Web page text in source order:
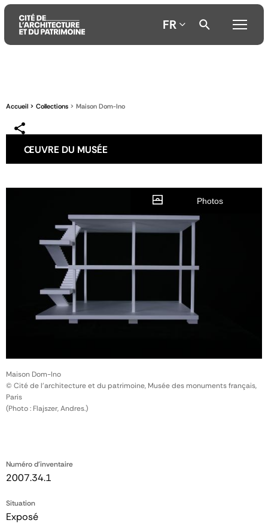
contenu
menu
la
FR
Accueil Collections Maison Dom-Ino
ŒUVRE DU MUSÉE
Numéro d'inventaire
2007.34.1
Situation
Exposé
Maison Dom-Ino
© Cité de l'architecture et du patrimoine, Musée des monuments français,
Paris
(Photo : Flajszer, Andres.)
Photos